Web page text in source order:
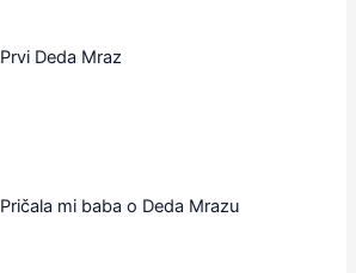
Prvi Deda Mraz
Pričala mi baba o Deda Mrazu